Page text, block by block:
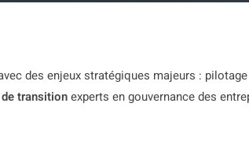
des enjeux stratégiques majeurs :
transitionexperts en gouvernance des